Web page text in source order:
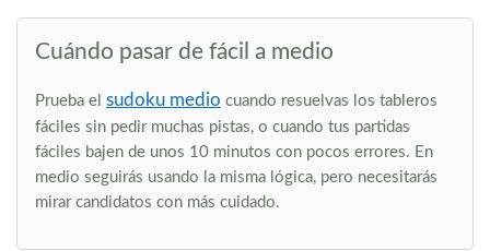
Cuándo pasar de fácil a medio
Prueba el sudoku medio cuando resuelvas los tableros
fáciles sin pedir muchas pistas, o cuando tus partidas
fáciles bajen de unos 10 minutos con pocos errores. En
medio seguirás usando la misma lógica, pero necesitarás
mirar candidatos con más cuidado.